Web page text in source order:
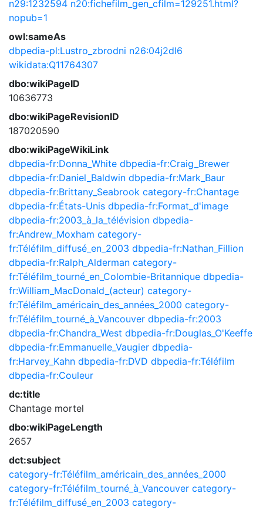
n29:1232594 n20:fichefilm_gen_cfilm=129251.html?
nopub=1
owl:sameAs
dbpedia-pl:Lustro_zbrodni n26:04j2dl6
wikidata:Q11764307
dbo:wikiPageID
10636773
dbo:wikiPageRevisionID
187020590
dbo:wikiPageWikiLink
dbpedia-fr:Donna_White dbpedia-fr:Craig_Brewer
dbpedia-fr:Daniel_Baldwin dbpedia-fr:Mark_Baur
dbpedia-fr:Brittany_Seabrook category-fr:Chantage
dbpedia-fr:États-Unis dbpedia-fr:Format_d'image
dbpedia-fr:2003_à_la_télévision dbpedia-
fr:Andrew_Moxham category-
fr:Téléfilm_diffusé_en_2003 dbpedia-fr:Nathan_Fillion
dbpedia-fr:Ralph_Alderman category-
fr:Téléfilm_tourné_en_Colombie-Britannique dbpedia-
fr:William_MacDonald_(acteur) category-
fr:Téléfilm_américain_des_années_2000 category-
fr:Téléfilm_tourné_à_Vancouver dbpedia-fr:2003
dbpedia-fr:Chandra_West dbpedia-fr:Douglas_O'Keeffe
dbpedia-fr:Emmanuelle_Vaugier dbpedia-
fr:Harvey_Kahn dbpedia-fr:DVD dbpedia-fr:Téléfilm
dbpedia-fr:Couleur
dc:title
Chantage mortel
dbo:wikiPageLength
2657
dct:subject
category-fr:Téléfilm_américain_des_années_2000
category-fr:Téléfilm_tourné_à_Vancouver category-
fr:Téléfilm_diffusé_en_2003 category-